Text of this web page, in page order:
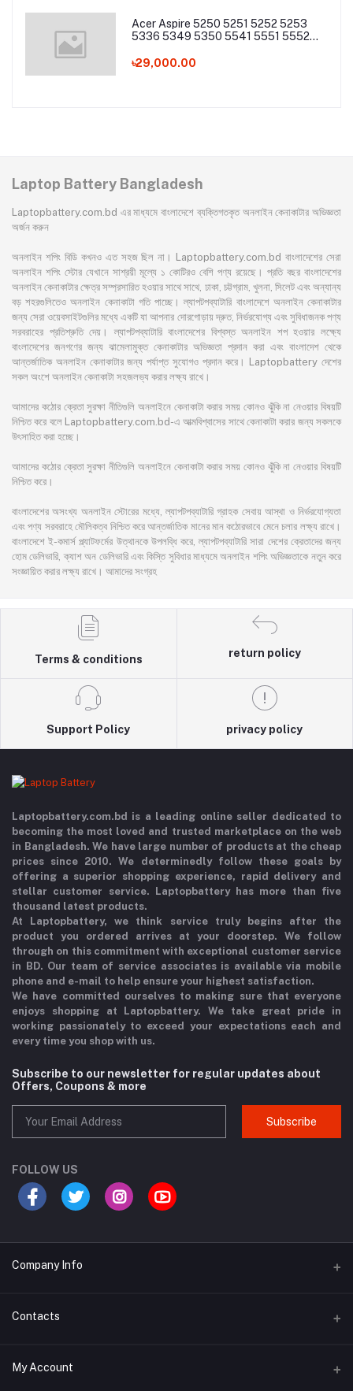
Acer Aspire 5250 5251 5252 5253
5336 5349 5350 5541 5551 5552
5745 5749 5750 5755 5760 7251
৳29,000.00
Laptop Battery Bangladesh
Laptopbattery.com.bd এর মাধ্যমে বাংলাদেশে ব্যক্তিগতকৃত অনলাইন কেনাকাটার অভিজ্ঞতা
অর্জন করুন
অনলাইন শপিং বিডি কখনও এত সহজ ছিল না। Laptopbattery.com.bd বাংলাদেশের সেরা
অনলাইন শপিং স্টোর যেখানে সাশ্রয়ী মূল্যে ১ কোটিরও বেশি পণ্য রয়েছে। প্রতি বছর বাংলাদেশের
অনলাইন কেনাকাটার ক্ষেত্র সম্প্রসারিত হওয়ার সাথে সাথে, ঢাকা, চট্টগ্রাম, খুলনা, সিলেট এবং অন্যান্য
বড় শহরগুলিতেও অনলাইন কেনাকাটা গতি পাচ্ছে। ল্যাপটপব্যাটারি বাংলাদেশে অনলাইন কেনাকাটার
জন্য সেরা ওয়েবসাইটগুলির মধ্যে একটি যা আপনার দোরগোড়ায় দ্রুত, নির্ভরযোগ্য এবং সুবিধাজনক পণ্য
সরবরাহের প্রতিশ্রুতি দেয়। ল্যাপটপব্যাটারি বাংলাদেশের বিশ্বস্ত অনলাইন শপ হওয়ার লক্ষ্যে
বাংলাদেশের জনগণের জন্য ঝামেলামুক্ত কেনাকাটার অভিজ্ঞতা প্রদান করা এবং বাংলাদেশ থেকে
আন্তর্জাতিক অনলাইন কেনাকাটার জন্য পর্যাপ্ত সুযোগও প্রদান করে। Laptopbattery দেশের
সকল অংশে অনলাইন কেনাকাটা সহজলভ্য করার লক্ষ্য রাখে।
আমাদের কঠোর ক্রেতা সুরক্ষা নীতিগুলি অনলাইনে কেনাকাটা করার সময় কোনও ঝুঁকি না নেওয়ার বিষয়টি
নিশ্চিত করে বলে Laptopbattery.com.bd-এ আত্মবিশ্বাসের সাথে কেনাকাটা করার জন্য সকলকে
উৎসাহিত করা হচ্ছে।
আমাদের কঠোর ক্রেতা সুরক্ষা নীতিগুলি অনলাইনে কেনাকাটা করার সময় কোনও ঝুঁকি না নেওয়ার বিষয়টি
নিশ্চিত করে।
বাংলাদেশের অসংখ্য অনলাইন স্টোরের মধ্যে, ল্যাপটপব্যাটারি গ্রাহক সেবায় আস্থা ও নির্ভরযোগ্যতা
এবং পণ্য সরবরাহে মৌলিকত্ব নিশ্চিত করে আন্তর্জাতিক মানের মান কঠোরভাবে মেনে চলার লক্ষ্য রাখে।
বাংলাদেশে ই-কমার্স প্ল্যাটফর্মের উত্থানকে উপলব্ধি করে, ল্যাপটপব্যাটারি সারা দেশের ক্রেতাদের জন্য
হোম ডেলিভারি, ক্যাশ অন ডেলিভারি এবং কিস্তি সুবিধার মাধ্যমে অনলাইন শপিং অভিজ্ঞতাকে নতুন করে
সংজ্ঞায়িত করার লক্ষ্য রাখে। আমাদের সংগ্রহ
Terms & conditions
return policy
Support Policy privacy policy
Laptopbattery.com.bd is a leading online seller dedicated to
becoming the most loved and trusted marketplace on the web
in Bangladesh. We have large number of products at the cheap
prices since 2010. We determinedly follow these goals by
offering a superior shopping experience, rapid delivery and
stellar customer service. Laptopbattery has more than five
thousand latest products.
At Laptopbattery, we think service truly begins after the
product you ordered arrives at your doorstep. We follow
through on this commitment with exceptional customer service
in BD. Our team of service associates is available via mobile
phone and e-mail to help ensure your highest satisfaction.
We have committed ourselves to making sure that everyone
enjoys shopping at Laptopbattery. We take great pride in
working passionately to exceed your expectations each and
every time you shop with us.
Subscribe to our newsletter for regular updates about
Offers, Coupons & more
Subscribe
FOLLOW US
Company Info
Why Buy From Us?
Privacy Policy
Contacts
Address
My Account